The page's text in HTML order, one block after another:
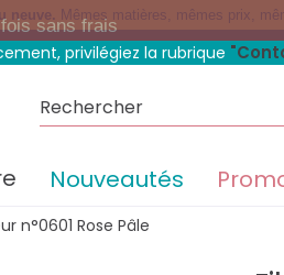
sans frais
neuve. Mêmes matières, mêmes prix,
privilégiez la rubrique
Nouveautés
n°0601 Rose Pâle